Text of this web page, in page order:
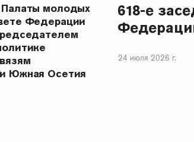
Палаты молодых
Федерации
Южная Осетия
618-е
24 июля 2026 г.